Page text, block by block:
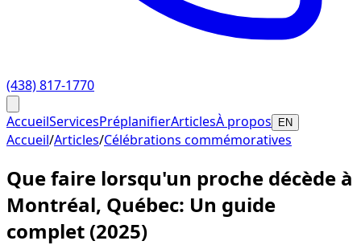
(438) 817-1770
AccueilServicesPréplanifierArticlesÀ propos EN
Accueil/Articles/Célébrations commémoratives
Que faire lorsqu'un proche décède à
Montréal, Québec: Un guide
complet (2025)